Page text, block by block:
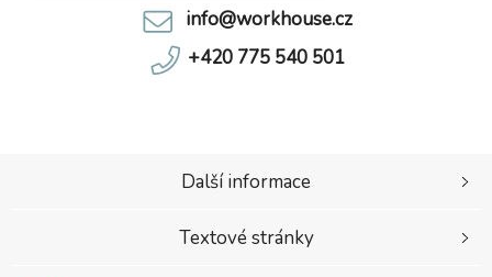
info@workhouse.cz
+420 775 540 501
Další informace
Textové stránky